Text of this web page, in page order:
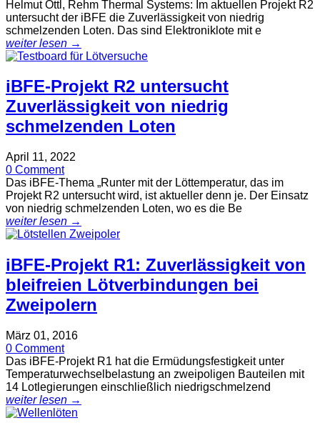
Helmut Öttl, Rehm Thermal Systems: Im aktuellen Projekt R2
untersucht der iBFE die Zuverlässigkeit von niedrig
schmelzenden Loten. Das sind Elektroniklote mit e
weiter lesen →
iBFE-Projekt R2 untersucht
Zuverlässigkeit von niedrig
schmelzenden Loten
April 11, 2022
0 Comment
Das iBFE-Thema „Runter mit der Löttemperatur, das im
Projekt R2 untersucht wird, ist aktueller denn je. Der Einsatz
von niedrig schmelzenden Loten, wo es die Be
weiter lesen →
iBFE-Projekt R1: Zuverlässigkeit von
bleifreien Lötverbindungen bei
Zweipolern
März 01, 2016
0 Comment
Das iBFE-Projekt R1 hat die Ermüdungsfestigkeit unter
Temperaturwechselbelastung an zweipoligen Bauteilen mit
14 Lotlegierungen einschließlich niedrigschmelzend
weiter lesen →